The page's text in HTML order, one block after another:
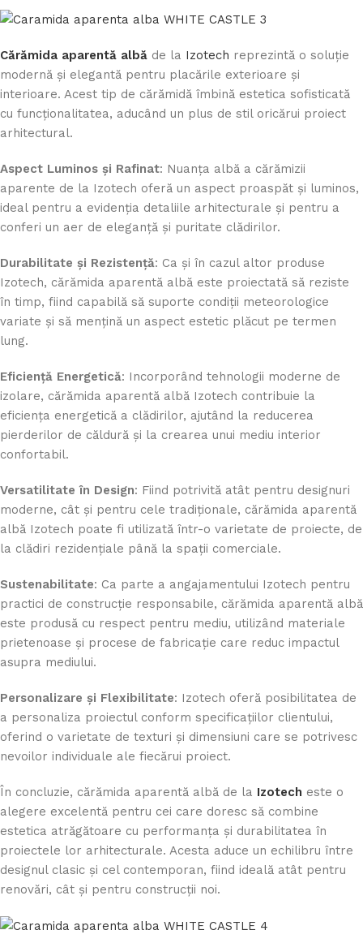
Cărămida aparentă albă de la Izotech reprezintă o soluție
modernă și elegantă pentru placările exterioare și
interioare. Acest tip de cărămidă îmbină estetica sofisticată
cu funcționalitatea, aducând un plus de stil oricărui proiect
arhitectural.
Aspect Luminos și Rafinat: Nuanța albă a cărămizii
aparente de la Izotech oferă un aspect proaspăt și luminos,
ideal pentru a evidenția detaliile arhitecturale și pentru a
conferi un aer de eleganță și puritate clădirilor.
Durabilitate și Rezistență: Ca și în cazul altor produse
Izotech, cărămida aparentă albă este proiectată să reziste
în timp, fiind capabilă să suporte condiții meteorologice
variate și să mențină un aspect estetic plăcut pe termen
lung.
Eficiență Energetică: Incorporând tehnologii moderne de
izolare, cărămida aparentă albă Izotech contribuie la
eficiența energetică a clădirilor, ajutând la reducerea
pierderilor de căldură și la crearea unui mediu interior
confortabil.
Versatilitate în Design: Fiind potrivită atât pentru designuri
moderne, cât și pentru cele tradiționale, cărămida aparentă
albă Izotech poate fi utilizată într-o varietate de proiecte, de
la clădiri rezidențiale până la spații comerciale.
Sustenabilitate: Ca parte a angajamentului Izotech pentru
practici de construcție responsabile, cărămida aparentă albă
este produsă cu respect pentru mediu, utilizând materiale
prietenoase și procese de fabricație care reduc impactul
asupra mediului.
Personalizare și Flexibilitate: Izotech oferă posibilitatea de
a personaliza proiectul conform specificațiilor clientului,
oferind o varietate de texturi și dimensiuni care se potrivesc
nevoilor individuale ale fiecărui proiect.
În concluzie, cărămida aparentă albă de la Izotech este o
alegere excelentă pentru cei care doresc să combine
estetica atrăgătoare cu performanța și durabilitatea în
proiectele lor arhitecturale. Acesta aduce un echilibru între
designul clasic și cel contemporan, fiind ideală atât pentru
renovări, cât și pentru construcții noi.